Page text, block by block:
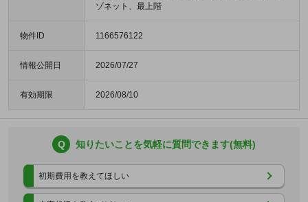
ゾネット、最上階
物件ID 1166576122
情報公開日 2026/07/27
有効期限 2026/08/10
Q 知りたいことを気軽に質問できます(無料)
初期費用を教えてほしい